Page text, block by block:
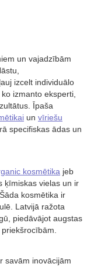
un vajadzībām
ļauj izcelt individuālo
izmanto eksperti,
Īpaša
un vīriešu
specifiskas ādas un
kosmētika jeb
ķīmiskas vielas un ir
kosmētika ir
Latvijā ražota
piedāvājot augstas
savām inovācijām